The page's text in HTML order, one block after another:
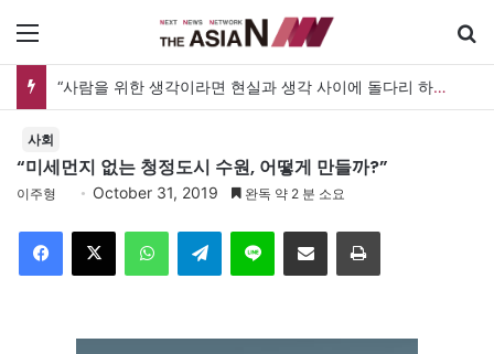
“사람을 위한 생각이라면 현실과 생각 사이에 돌다리 하나는 놓아야 하지 않을까”
사회
“미세먼지 없는 청정도시 수원, 어떻게 만들까?”
이주형 October 31, 2019 완독 약 2 분 소요
Telegram 이메일